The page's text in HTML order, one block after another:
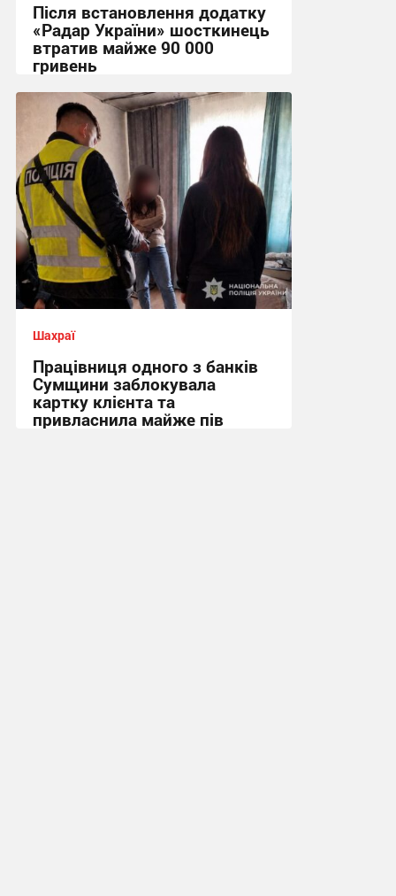
Після встановлення додатку
«Радар України» шосткинець
втратив майже 90 000
гривень
11:44 сьогодні
Шахраї
Працівниця одного з банків
Сумщини заблокувала
картку клієнта та
привласнила майже пів